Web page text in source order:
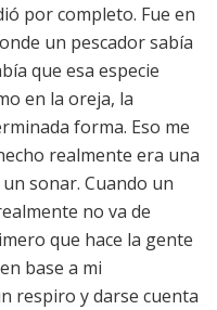
por completo. Fue en
un pescador sabía
que esa especie
en la oreja, la
forma. Eso me
realmente era una
sonar. Cuando un
no va de
que hace la gente
base a mi
respiro y darse cuenta